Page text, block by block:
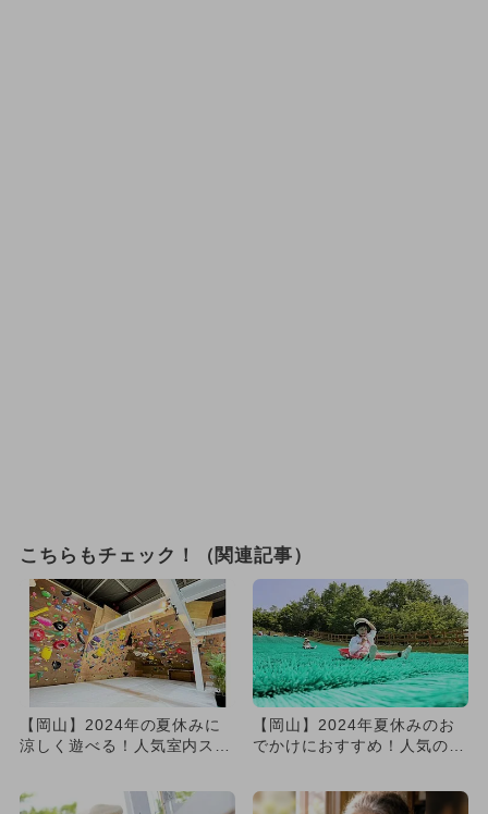
こちらもチェック！（関連記事）
【岡山】2024年の夏休みに
涼しく遊べる！人気室内スポ
【岡山】2024年夏休みのお
でかけにおすすめ！人気のス